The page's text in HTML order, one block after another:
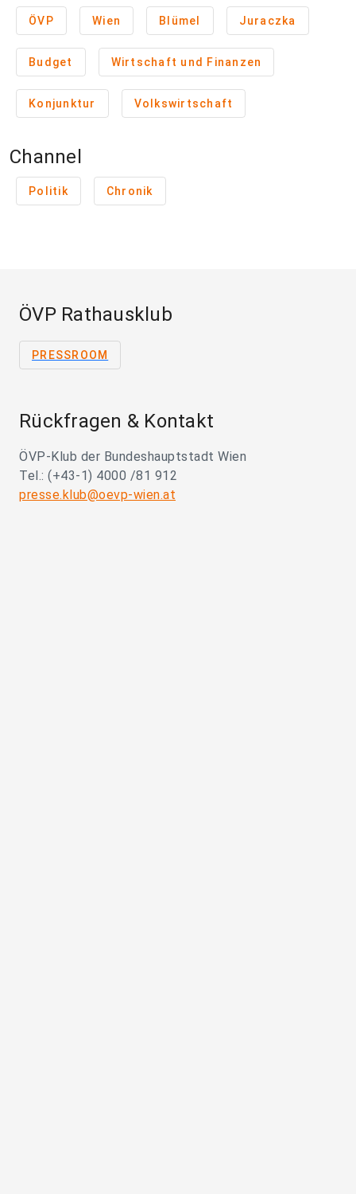
ÖVP Wien Blümel Juraczka
Budget Wirtschaft und Finanzen
Konjunktur Volkswirtschaft
Channel
Politik Chronik
ÖVP Rathausklub
PRESSROOM
Rückfragen & Kontakt
ÖVP-Klub der Bundeshauptstadt Wien
Tel.: (+43-1) 4000 /81 912
presse.klub@oevp-wien.at